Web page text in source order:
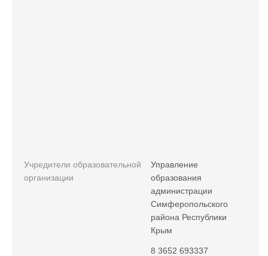
Учредители образовательной
организации
Управление
образования
администрации
Симферопольского
района Республики
Крым
8 3652 693337